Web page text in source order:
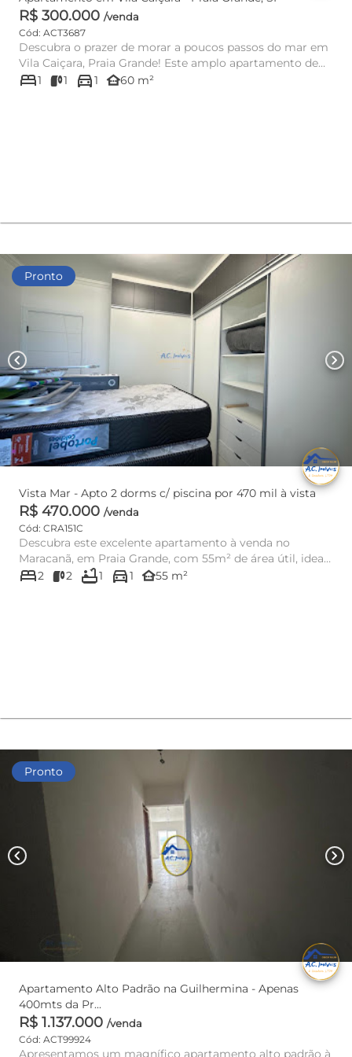
R$ 300.000 /venda
Cód: ACT3687
Descubra o prazer de morar a poucos passos do mar em
Vila Caiçara, Praia Grande! Este amplo apartamento de
60m² ofere...
bed1 1 directions_car1 other_houses60 m²
Pronto
chevron_left chevron_right
Vista Mar - Apto 2 dorms c/ piscina por 470 mil à vista
R$ 470.000 /venda
Cód: CRA151C
Descubra este excelente apartamento à venda no
Maracanã, em Praia Grande, com 55m² de área útil, ideal
para quem busca ...
bed2 2 bathtub1 directions_car1 other_houses55 m²
Pronto
chevron_left chevron_right
Apartamento Alto Padrão na Guilhermina - Apenas
400mts da Pr...
R$ 1.137.000 /venda
Cód: ACT99924
Apresentamos um magnífico apartamento alto padrão à